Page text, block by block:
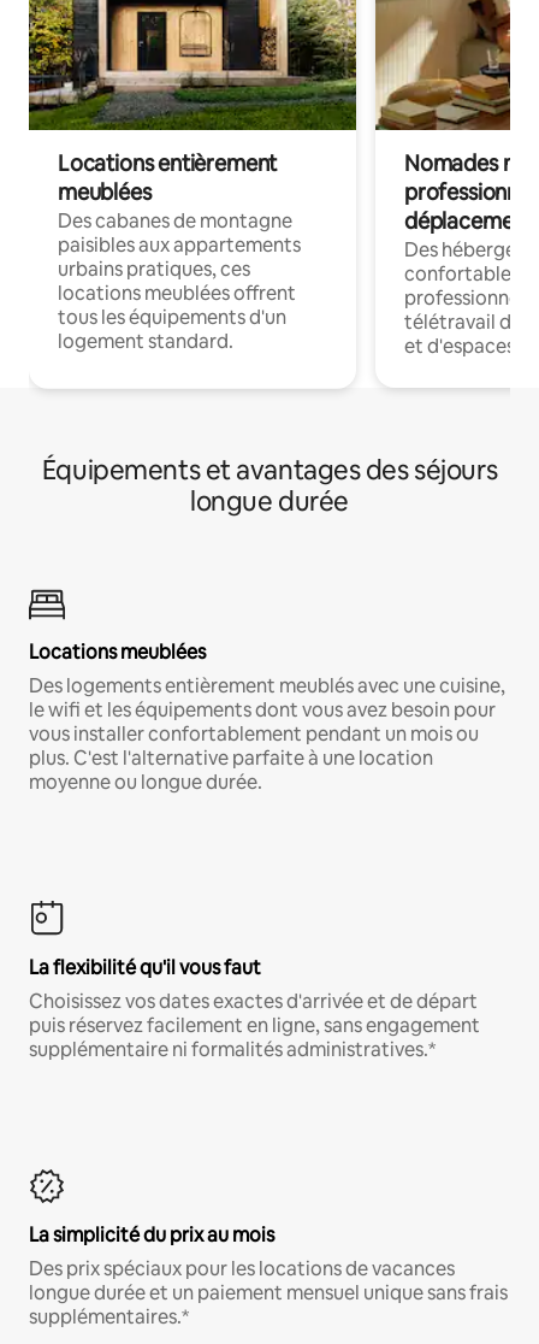
Locations entièrement
meublées
Des cabanes de montagne
paisibles aux appartements
urbains pratiques, ces
locations meublées offrent
tous les équipements d'un
logement standard.
Nomades
déplacement
Des
confortables
professionnels
télétravail
et d'espaces
Équipements et avantages des séjours
longue durée
Locations meublées
Des logements entièrement meublés avec une cuisine,
le wifi et les équipements dont vous avez besoin pour
vous installer confortablement pendant un mois ou
plus. C'est l'alternative parfaite à une location
moyenne ou longue durée.
La flexibilité qu'il vous faut
Choisissez vos dates exactes d'arrivée et de départ
puis réservez facilement en ligne, sans engagement
supplémentaire ni formalités administratives.*
La simplicité du prix au mois
Des prix spéciaux pour les locations de vacances
longue durée et un paiement mensuel unique sans frais
supplémentaires.*